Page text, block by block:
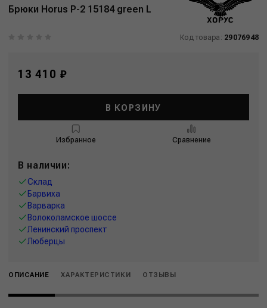
Брюки Horus P-2 15184 green L
Код товара: 29076948
13 410 ₽
В КОРЗИНУ
Избранное Сравнение
В наличии:
Склад
Барвиха
Варварка
Волоколамское шоссе
Ленинский проспект
Люберцы
ОПИСАНИЕ ХАРАКТЕРИСТИКИ ОТЗЫВЫ